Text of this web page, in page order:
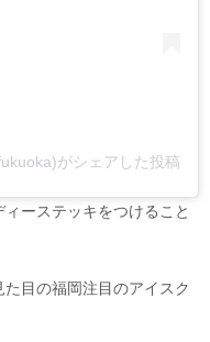
がシェアした投稿
ーステッキをつけること
目の福岡注目のアイスク